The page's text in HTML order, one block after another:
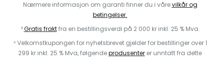
Nærmere informasjon om garanti finner du i vårevilkår og
betingelser.
³Gratis fraktfra en bestillingsverdi på 2 000 kr inkl. 25 % Mva.
⁴ Velkomstkupongen for nyhetsbrevet gjelder for bestillinger over 1
299 kr inkl. 25 % Mva, følgendeprodusenter er unntatt fra dette